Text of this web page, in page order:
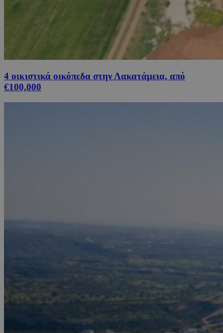
4 οικιστικά οικόπεδα στην Λακατάμεια, από
€100,000